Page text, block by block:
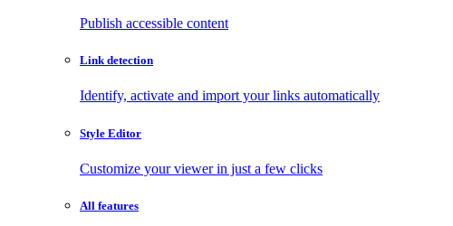
Publish accessible content
Link detection
Identify, activate and import your links automatically
Style Editor
Customize your viewer in just a few clicks
All features